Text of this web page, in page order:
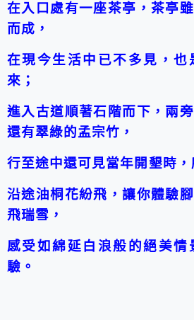
在入口處有一座茶亭，茶亭
而成，
在現今生活中已不多見，也
來；
進入古道順著石階而下，兩
還有翠綠的孟宗竹，
行至途中還可見當年開墾時，
沿途油桐花紛飛，讓你體驗
飛瑞雪，
感受如綿延白浪般的絕美情
驗。